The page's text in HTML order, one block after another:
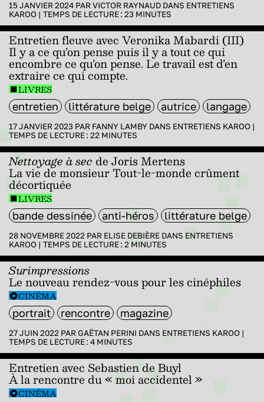
15 JANVIER 2024 PARVICTOR RAYNAUD DANS ENTRETIENS
KAROO | TEMPS DE LECTURE : 23 MINUTES
Entretien fleuve avec Veronika Mabardi (III)
Il y a ce qu’on pense puis il y a tout ce qui
encombre ce qu’on pense. Le travail est d’en
extraire ce qui compte.
LIVRES
entretien littérature belge autrice langage
17 JANVIER 2023 PAR FANNY LAMBY DANS ENTRETIENS KAROO |
TEMPS DE LECTURE : 22 MINUTES
Nettoyage à sec de Joris Mertens
La vie de monsieur Tout-le-monde crûment
décortiquée
LIVRES
bande dessinée anti-héros littérature belge
28 NOVEMBRE 2022 PAR ELISE DEBIÈRE DANS ENTRETIENS
KAROO | TEMPS DE LECTURE : 2 MINUTES
Surimpressions
Le nouveau rendez-vous pour les cinéphiles
CINÉMA
portrait rencontre magazine
27 JUIN 2022 PARGAËTAN PERINI DANS ENTRETIENS KAROO |
TEMPS DE LECTURE : 4 MINUTES
Entretien avec Sebastien de Buyl
À la rencontre du « moi accidentel »
CINÉMA